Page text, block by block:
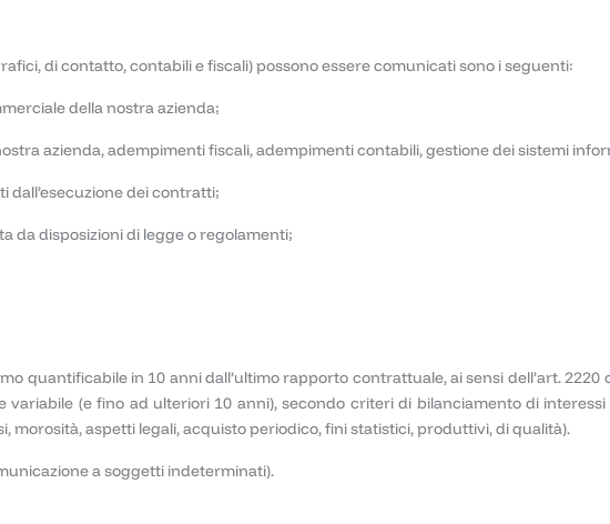
di contatto, contabili e fiscali) possono essere comunicati sono i seguenti:
della nostra azienda;
azienda, adempimenti fiscali, adempimenti contabili, gestione dei sistemi
dall’esecuzione dei contratti;
da disposizioni di legge o regolamenti;
quantificabile in 10 anni dall’ultimo rapporto contrattuale, ai sensi dell’art. 2220
variabile (e fino ad ulteriori 10 anni), secondo criteri di bilanciamento di
aspetti legali, acquisto periodico, fini statistici, produttivi, di qualità).
a soggetti indeterminati).